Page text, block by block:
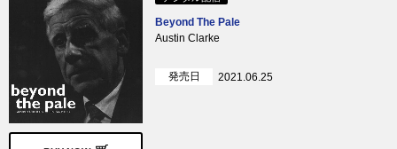
Beyond The Pale
Austin Clarke
発売日 2021.06.25